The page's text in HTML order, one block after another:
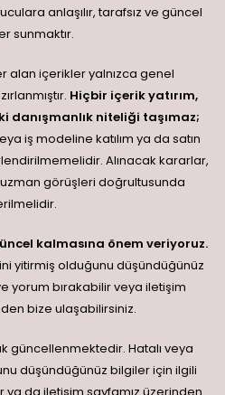
anlaşılır, tarafsız ve güncel
sunmaktır.
alan içerikler yalnızca genel
Hiçbir içerik yatırım,
danışmanlık niteliği taşımaz;
iş modeline katılım ya da satın
Alınacak kararlar,
görüşleri doğrultusunda
kalmasına önem veriyoruz.
yitirmiş olduğunu düşündüğünüz
yorum bırakabilir veya iletişim
bize ulaşabilirsiniz.
güncellenmektedir. Hatalı veya
düşündüğünüz bilgiler için ilgili